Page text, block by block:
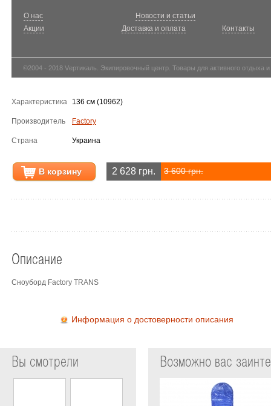
О нас
Новости и статьи
Акции
Доставка и оплата Контакты
©2004 - 2018 Vертикаль. Экипировочный центр. Товары для активного отдыха
Характеристика 136 см (10962)
Производитель Factory
Страна Украина
В корзину 2 628 грн. 3 600 грн.
Описание
Сноуборд Factory TRANS
Информация о достоверности описания
Вы смотрели Возможно вас